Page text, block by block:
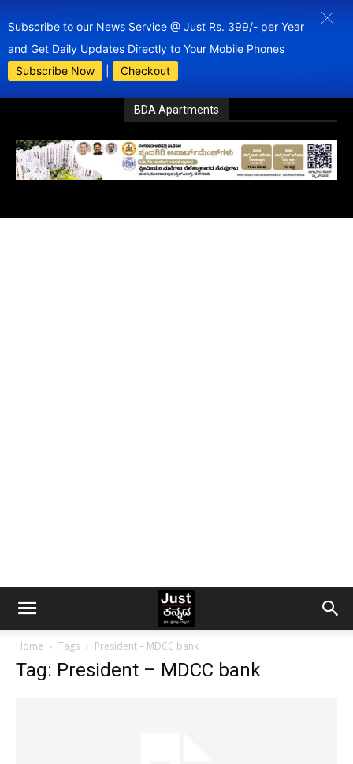
Subscribe to our News Service @ Just Rs. 399/- per Year
and Get Daily Updates Directly to Your Mobile Phones
Subscribe Now
Checkout
BDA Apartments
Home Tags President – MDCC bank
Tag: President – MDCC bank